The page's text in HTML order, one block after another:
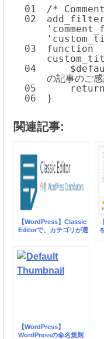
01
/*
02
03
function
04
の記事のご
05
06
}
関連記事:
【WordPress】Classic
Editorで、カテゴリが選
方法
【WordPress】
WordPressの命名規則